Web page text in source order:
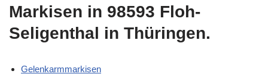
Markisen in 98593 Floh-
Seligenthal in Thüringen.
Gelenkarmmarkisen